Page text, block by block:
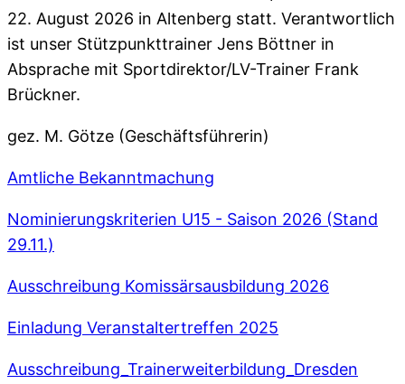
22. August 2026 in Altenberg statt. Verantwortlich
ist unser Stützpunkttrainer Jens Böttner in
Absprache mit Sportdirektor/LV-Trainer Frank
Brückner.
gez. M. Götze (Geschäftsführerin)
Amtliche Bekanntmachung
Nominierungskriterien U15 - Saison 2026 (Stand
29.11.)
Ausschreibung Komissärsausbildung 2026
Einladung Veranstaltertreffen 2025
Ausschreibung_Trainerweiterbildung_Dresden